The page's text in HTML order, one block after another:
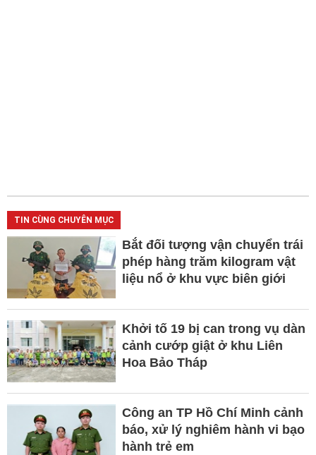
TIN CÙNG CHUYÊN MỤC
Bắt đối tượng vận chuyển trái
phép hàng trăm kilogram vật
liệu nổ ở khu vực biên giới
Khởi tố 19 bị can trong vụ dàn
cảnh cướp giật ở khu Liên
Hoa Bảo Tháp
Công an TP Hồ Chí Minh cảnh
báo, xử lý nghiêm hành vi bạo
hành trẻ em